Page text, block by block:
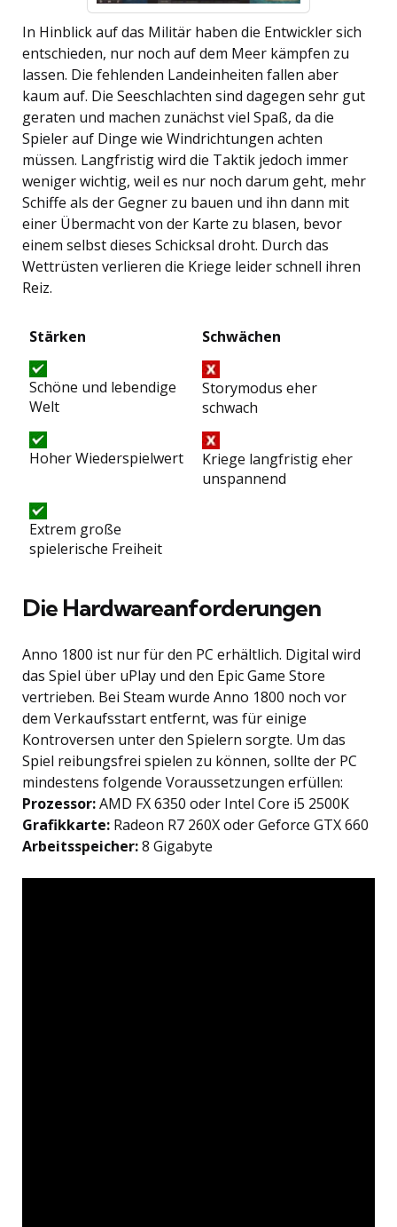
In Hinblick auf das Militär haben die Entwickler sich
entschieden, nur noch auf dem Meer kämpfen zu
lassen. Die fehlenden Landeinheiten fallen aber
kaum auf. Die Seeschlachten sind dagegen sehr gut
geraten und machen zunächst viel Spaß, da die
Spieler auf Dinge wie Windrichtungen achten
müssen. Langfristig wird die Taktik jedoch immer
weniger wichtig, weil es nur noch darum geht, mehr
Schiffe als der Gegner zu bauen und ihn dann mit
einer Übermacht von der Karte zu blasen, bevor
einem selbst dieses Schicksal droht. Durch das
Wettrüsten verlieren die Kriege leider schnell ihren
Reiz.
Stärken Schwächen
Schöne und lebendige
Welt
Storymodus eher
schwach
Hoher Wiederspielwert
Kriege langfristig eher
unspannend
Extrem große
spielerische Freiheit
Die Hardwareanforderungen
Anno 1800 ist nur für den PC erhältlich. Digital wird
das Spiel über uPlay und den Epic Game Store
vertrieben. Bei Steam wurde Anno 1800 noch vor
dem Verkaufsstart entfernt, was für einige
Kontroversen unter den Spielern sorgte. Um das
Spiel reibungsfrei spielen zu können, sollte der PC
mindestens folgende Voraussetzungen erfüllen:
Prozessor:AMD FX 6350 oder Intel Core i5 2500K
Grafikkarte: Radeon R7 260X oder Geforce GTX 660
Arbeitsspeicher:8 Gigabyte